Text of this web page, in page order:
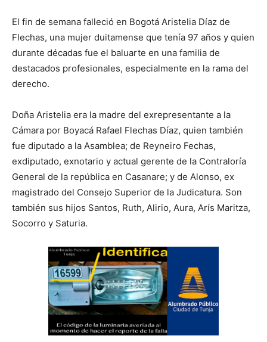
El fin de semana falleció en Bogotá Aristelia Díaz de
Flechas, una mujer duitamense que tenía 97 años y quien
durante décadas fue el baluarte en una familia de
destacados profesionales, especialmente en la rama del
derecho.
Doña Aristelia era la madre del exrepresentante a la
Cámara por Boyacá Rafael Flechas Díaz, quien también
fue diputado a la Asamblea; de Reyneiro Fechas,
exdiputado, exnotario y actual gerente de la Contraloría
General de la república en Casanare; y de Alonso, ex
magistrado del Consejo Superior de la Judicatura. Son
también sus hijos Santos, Ruth, Alirio, Aura, Arís Maritza,
Socorro y Saturia.